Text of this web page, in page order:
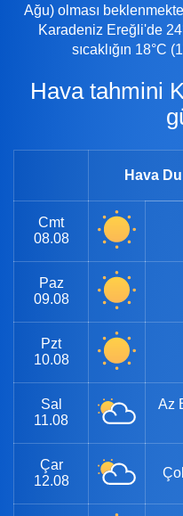
Ağu) olması
Karadeniz Ereğli'de
sıcaklığın 18°C
Hava tahmini Karadeniz Ereğli 30
Hava
Cmt
08.08
Paz
09.08
Pzt
10.08
Sal
11.08
Az
Çar
12.08